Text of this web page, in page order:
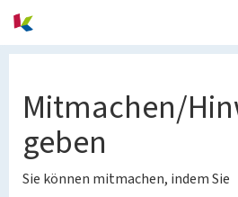
Mitmachen/
geben
Sie können mitmachen, indem Sie